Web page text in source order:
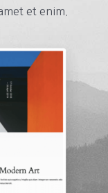
et enim.